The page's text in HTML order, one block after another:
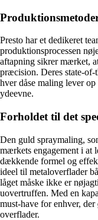
Presto har et dedikeret
produktionsprocessen
aftapning sikrer mærket,
præcision. Deres state-of-
hver dåse maling lever
ydeevne.
Forholdet til det
Den guld spraymaling,
mærkets engagement i at
dækkende formel og
ideel til metaloverflader
låget måske ikke er
uovertruffen. Med en
must-have for enhver,
overflader.